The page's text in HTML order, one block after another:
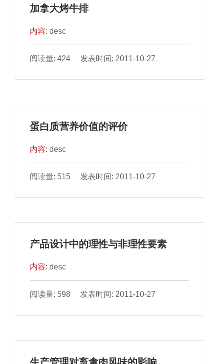
加拿大烤牛排
内容:desc
阅读量: 424 发表时间: 2011-10-27
蛋白质营养价值的评价
内容:desc
阅读量: 515 发表时间: 2011-10-27
产品设计中的理性与非理性要素
内容:desc
阅读量: 598 发表时间: 2011-10-27